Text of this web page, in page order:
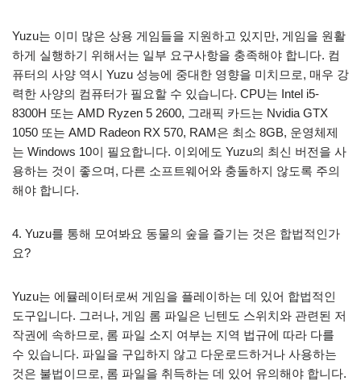
Yuzu는 이미 많은 상용 게임들을 지원하고 있지만, 게임을 원활
하게 실행하기 위해서는 일부 요구사항을 충족해야 합니다. 컴
퓨터의 사양 역시 Yuzu 성능에 중대한 영향을 미치므로, 매우 강
력한 사양의 컴퓨터가 필요할 수 있습니다. CPU는 Intel i5-
8300H 또는 AMD Ryzen 5 2600, 그래픽 카드는 Nvidia GTX
1050 또는 AMD Radeon RX 570, RAM은 최소 8GB, 운영체제
는 Windows 10이 필요합니다. 이외에도 Yuzu의 최신 버전을 사
용하는 것이 좋으며, 다른 소프트웨어와 충돌하지 않도록 주의
해야 합니다.
4. Yuzu를 통해 모여봐요 동물의 숲을 즐기는 것은 합법적인가
요?
Yuzu는 에뮬레이터로써 게임을 플레이하는 데 있어 합법적인
도구입니다. 그러나, 게임 롬 파일은 닌텐도 스위치와 관련된 저
작권에 속하므로, 롬 파일 소지 여부는 지역 법규에 따라 다를
수 있습니다. 파일을 구입하지 않고 다운로드하거나 사용하는
것은 불법이므로, 롬 파일을 취득하는 데 있어 유의해야 합니다.